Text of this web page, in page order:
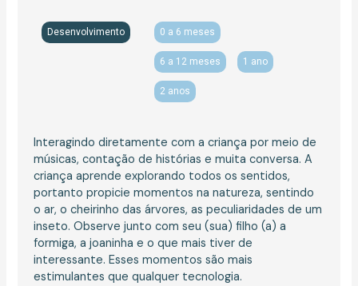
Desenvolvimento 0 a 6 meses
6 a 12 meses 1 ano
2 anos
Interagindo diretamente com a criança por meio de
músicas, contação de histórias e muita conversa. A
criança aprende explorando todos os sentidos,
portanto propicie momentos na natureza, sentindo
o ar, o cheirinho das árvores, as peculiaridades de um
inseto. Observe junto com seu (sua) filho (a) a
formiga, a joaninha e o que mais tiver de
interessante. Esses momentos são mais
estimulantes que qualquer tecnologia.